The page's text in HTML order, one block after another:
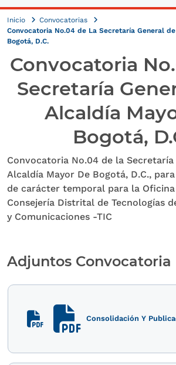
Inicio
Convocatorias
Convocatoria No.04 de La Secretaría General
Bogotá, D.C.
Convocatoria
Secretaría
Alcaldía
Bogotá,
Convocatoria No.04 de la
Alcaldía Mayor De Bogotá, D.C.,
de carácter temporal para la
Consejería Distrital de Tecnologías
y Comunicaciones -TIC
Adjuntos Convocatoria
Consolidación Y